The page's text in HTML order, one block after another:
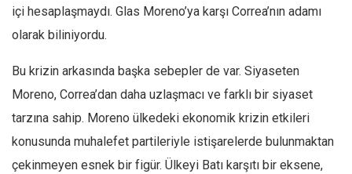
Dünya
Asya
içi hesaplaşmaydı. Glas Moreno’ya karşı Correa’nın adamı
olarak biliniyordu.
Bu krizin arkasında başka sebepler de var. Siyaseten
Moreno, Correa’dan daha uzlaşmacı ve farklı bir siyaset
tarzına sahip. Moreno ülkedeki ekonomik krizin etkileri
konusunda muhalefet partileriyle istişarelerde bulunmaktan
çekinmeyen esnek bir figür. Ülkeyi Batı karşıtı bir eksene,